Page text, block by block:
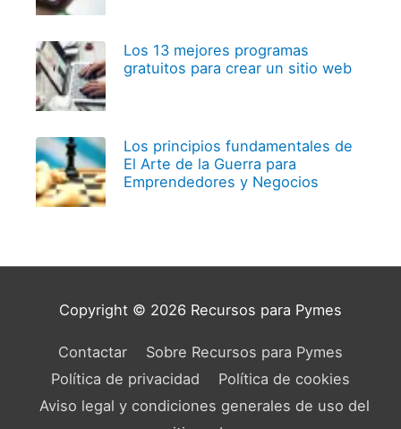
Los 13 mejores programas
gratuitos para crear un sitio web
Los principios fundamentales de
El Arte de la Guerra para
Emprendedores y Negocios
Copyright © 2026 Recursos para Pymes
Contactar
Sobre Recursos para Pymes
Política de privacidad
Política de cookies
Aviso legal y condiciones generales de uso del